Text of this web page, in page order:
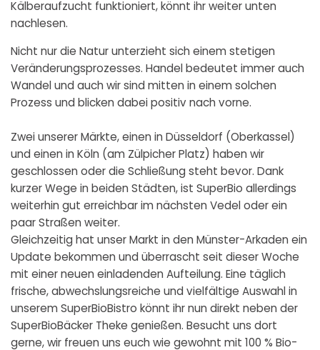
Kälberaufzucht funktioniert, könnt ihr weiter unten
nachlesen.
Nicht nur die Natur unterzieht sich einem stetigen
Veränderungsprozesses. Handel bedeutet immer auch
Wandel und auch wir sind mitten in einem solchen
Prozess und blicken dabei positiv nach vorne.
Zwei unserer Märkte, einen in Düsseldorf (Oberkassel)
und einen in Köln (am Zülpicher Platz) haben wir
geschlossen oder die Schließung steht bevor. Dank
kurzer Wege in beiden Städten, ist SuperBio allerdings
weiterhin gut erreichbar im nächsten Vedel oder ein
paar Straßen weiter.
Gleichzeitig hat unser Markt in den Münster-Arkaden ein
Update bekommen und überrascht seit dieser Woche
mit einer neuen einladenden Aufteilung. Eine täglich
frische, abwechslungsreiche und vielfältige Auswahl in
unserem SuperBioBistro könnt ihr nun direkt neben der
SuperBioBäcker Theke genießen. Besucht uns dort
gerne, wir freuen uns euch wie gewohnt mit 100 % Bio-